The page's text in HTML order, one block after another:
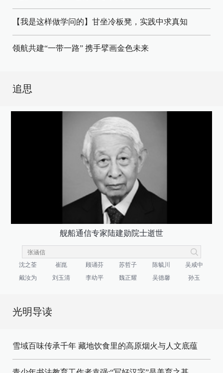
【我是这样做学问的】甘坐冷板凳，实践中求真知
领航共建“一带一路” 携手擘画金色未来
追思
舰船通信专家陆建勋院士逝世
沈之荃 崔崑 顾诵芬 苏哲子 陈毓川
吴咸中
戴汝为
刘玉清 李幼平 魏正耀 吴德馨 孙玉
光明导读
雪域百味传承千年 藏地饮食里的高原烟火与人文底蕴